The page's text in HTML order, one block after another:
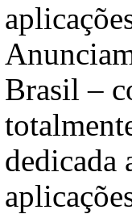
Brasil –
dedicada